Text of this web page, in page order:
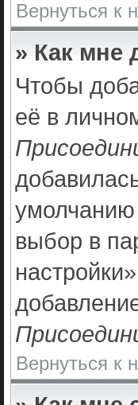
Вернуться к
» Как мне
Чтобы
её в
выбор в
Вернуться к